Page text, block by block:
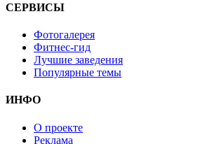
СЕРВИСЫ
Фотогалерея
Фитнес-гид
Лучшие заведения
Популярные темы
ИНФО
О проекте
Реклама